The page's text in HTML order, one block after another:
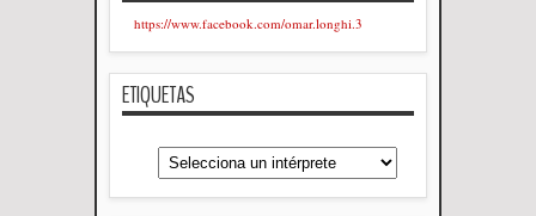
https://www.facebook.com/omar.longhi.3
ETIQUETAS